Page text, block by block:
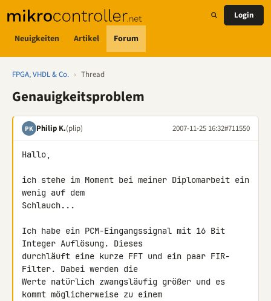
Neuigkeiten Artikel Forum
Login
FPGA, VHDL & Co. › Thread
Genauigkeitsproblem
PK Philip K.(plip) 2007-11-25 16:32#711550
Hallo,
ich stehe im Moment bei meiner Diplomarbeit ein
wenig auf dem
Schlauch...
Ich habe ein PCM-Eingangssignal mit 16 Bit
Integer Auflösung. Dieses
durchläuft eine kurze FFT und ein paar FIR-
Filter. Dabei werden die
Werte natürlich zwangsläufig größer und es
kommt möglicherweise zu einem